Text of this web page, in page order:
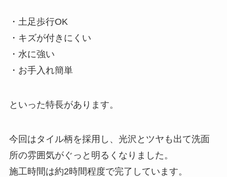
・土足歩行OK
・キズが付きにくい
・水に強い
・お手入れ簡単
といった特長があります。
今回はタイル柄を採用し、光沢とツヤも出て洗面
所の雰囲気がぐっと明るくなりました。
施工時間は約2時間程度で完了しています。